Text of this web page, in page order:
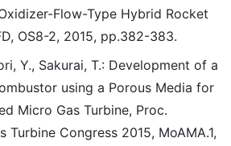
Flow-Type Hybrid Rocket
OS8-2, 2015, pp.382-383.
Y., Sakurai, T.: Development of a
using a Porous Media for
Micro Gas Turbine, Proc.
Turbine Congress 2015, MoAMA.1,